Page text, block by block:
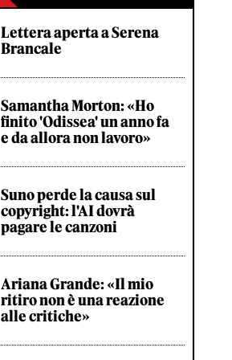
Lettera aperta a Serena
Brancale
Samantha Morton: «Ho
finito 'Odissea' un anno fa
e da allora non lavoro»
Suno perde la causa sul
copyright: l'AI dovrà
pagare le canzoni
Ariana Grande: «Il mio
ritiro non è una reazione
alle critiche»